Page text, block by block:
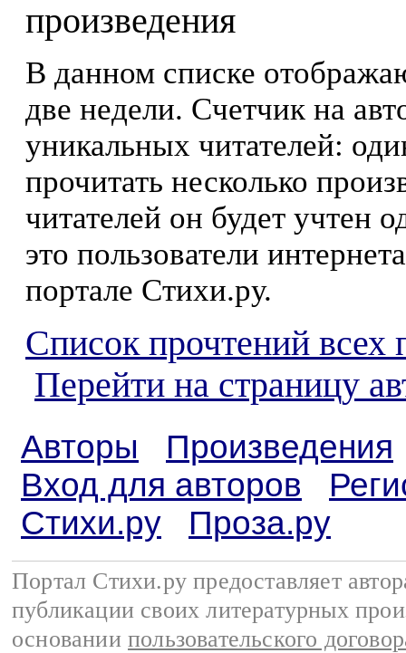
произведения
В данном списке
две недели. Счетчик на
уникальных читателей:
прочитать несколько
читателей он будет учтен
это пользователи
портале Стихи.ру.
Список прочтений всех
Перейти на страницу
Авторы
Произведения
Вход для авторов
Стихи.ру
Проза.ру
Портал Стихи.ру предоставляет
публикации своих литературных
основании пользовательского